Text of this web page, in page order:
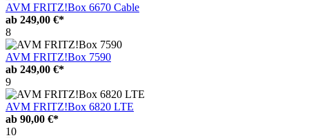
AVM FRITZ!Box 6670 Cable
ab 249,00 €*
8
AVM FRITZ!Box 7590
ab 249,00 €*
9
AVM FRITZ!Box 6820 LTE
ab 90,00 €*
10